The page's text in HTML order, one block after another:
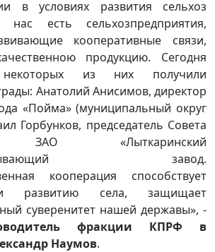
в условиях развития сельхоз
есть сельхозпредприятия,
кооперативные связи,
продукцию. Сегодня
некоторых из них получили
Анатолий Анисимов, директор
«Пойма» (муниципальный округ
Горбунков, председатель Совета
ЗАО «Лыткаринский
завод.
кооперация способствует
развитию села, защищает
суверенитет нашей державы», -
фракции КПРФ в
Наумов.